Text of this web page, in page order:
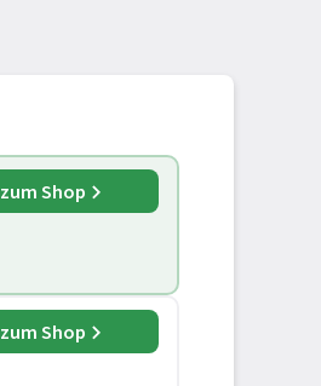
zum Shop
zum Shop